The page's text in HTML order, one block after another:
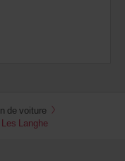
de voiture
Les Langhe